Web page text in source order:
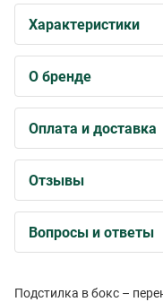
Характеристики
О бренде
Оплата и доставка
Отзывы
Вопросы и ответы
Подстилка в бокс –